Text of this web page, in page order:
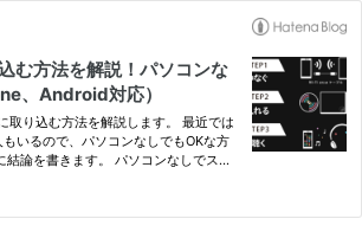
む方法を解説！パソコンな
、Android対応）
取り込む方法を解説します。 最近では
いるので、パソコンなしでもOKな方
結論を書きます。 パソコンなしでスマ
CDレコなどはレンタルも可能 パソコ